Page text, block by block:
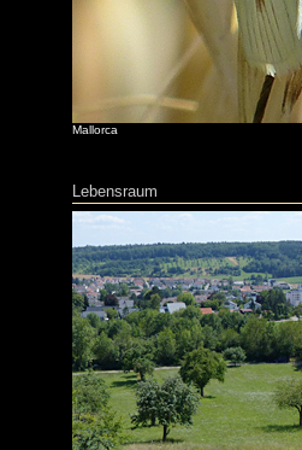
Mallorca
Lebensraum